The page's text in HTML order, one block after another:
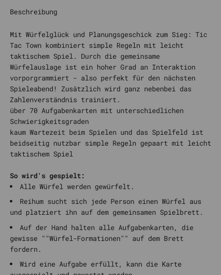
Beschreibung
Mit Würfelglück und Planungsgeschick zum Sieg: Tic
Tac Town kombiniert simple Regeln mit leicht
taktischem Spiel. Durch die gemeinsame
Würfelauslage ist ein hoher Grad an Interaktion
vorporgrammiert - also perfekt für den nächsten
Spieleabend! Zusätzlich wird ganz nebenbei das
Zahlenverständnis trainiert.
über 70 Aufgabenkarten mit unterschiedlichen
Schwierigkeitsgraden
kaum Wartezeit beim Spielen und das Spielfeld ist
beidseitig nutzbar simple Regeln gepaart mit leicht
taktischem Spiel
So wird's gespielt:
Alle Würfel werden gewürfelt.
Reihum sucht sich jede Person einen Würfel aus
und platziert ihn auf dem gemeinsamen Spielbrett.
Auf der Hand halten alle Aufgabenkarten, die
gewisse ""Würfel-Formationen"" auf dem Brett
fordern.
Wird eine Aufgabe erfüllt, kann die Karte